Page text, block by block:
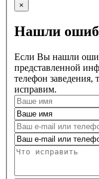
×
Нашли
Если Вы нашли
представленной
телефон
исправим.